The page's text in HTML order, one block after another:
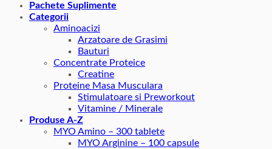
Pachete Suplimente
Categorii
Aminoacizi
Arzatoare de Grasimi
Bauturi
Concentrate Proteice
Creatine
Proteine Masa Musculara
Stimulatoare si Preworkout
Vitamine / Minerale
Produse A-Z
MYO Amino – 300 tablete
MYO Arginine – 100 capsule